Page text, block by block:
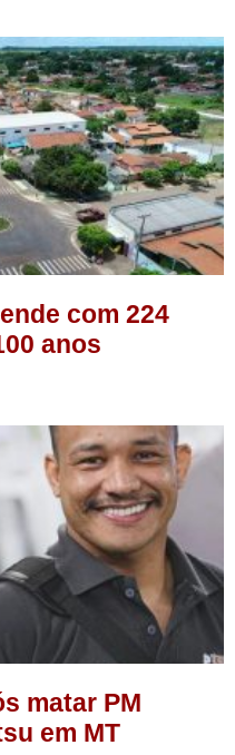
com 224
anos
matar PM
em MT